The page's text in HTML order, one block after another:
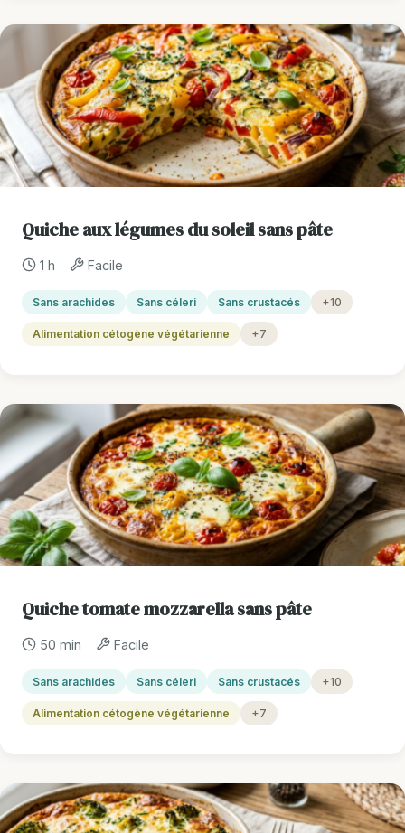
Quiche aux légumes du soleil sans pâte
1 h Facile
Sans arachides Sans céleri Sans crustacés +10
Alimentation cétogène végétarienne +7
Quiche tomate mozzarella sans pâte
50 min Facile
Sans arachides Sans céleri Sans crustacés +10
Alimentation cétogène végétarienne +7